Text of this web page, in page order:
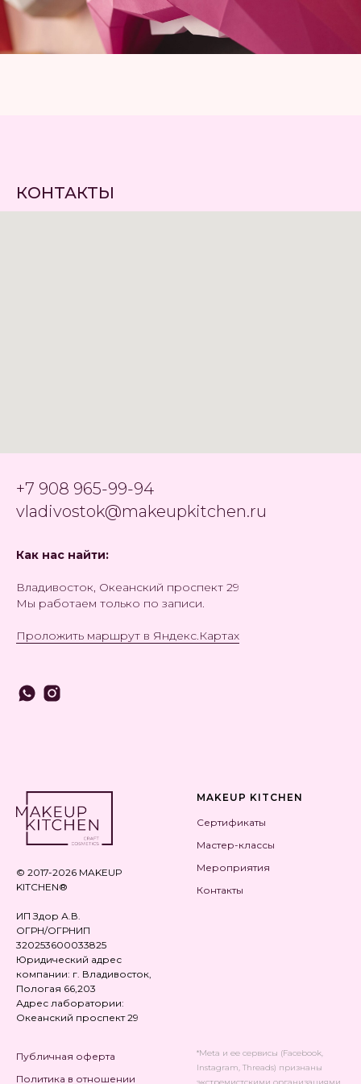
КОНТАКТЫ
+7 908 965-99-94
vladivostok@makeupkitchen.ru
Как нас найти:
Владивосток, Океанский проспект 29
Мы работаем только по записи.
Проложить маршрут в Яндекс.Картах
© 2017-2026 MAKEUP
KITCHEN®
ИП Здор А.В.
ОГРН/ОГРНИП
320253600033825
Юридический адрес
компании: г. Владивосток,
Пологая 66,203
Адрес лаборатории:
Океанский проспект 29
MAKEUP KITCHEN
Сертификаты
Мастер-классы
Мероприятия
Контакты
Публичная оферта
Политика в отношении
*Meta и ее сервисы (Facebook,
Instagram, Threads) признаны